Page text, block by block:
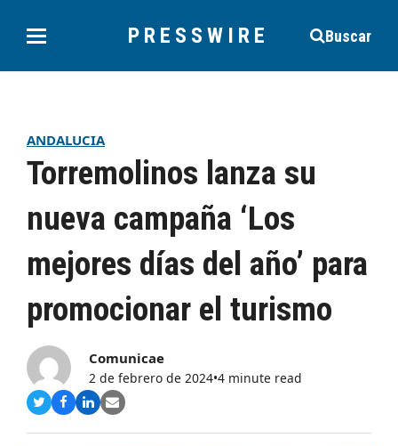
PRESSWIRE Buscar
ANDALUCIA
Torremolinos lanza su
nueva campaña ‘Los
mejores días del año’ para
promocionar el turismo
Comunicae
2 de febrero de 2024•4 minute read
Compartir
Twitter
Compartir
Facebook
Compartir
LinkedIn
Share
Email